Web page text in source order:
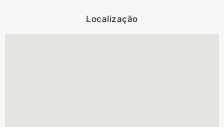
Localização